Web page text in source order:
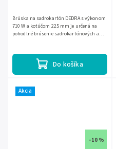
Do košíka
Brúska na sadrokartón DEDRA s výkonom
710 W a kotúčom 225 mm je určená na
pohodlné brúsenie sadrokartónových a
Akcia
–10 %